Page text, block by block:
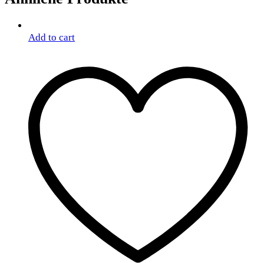
Add to cart